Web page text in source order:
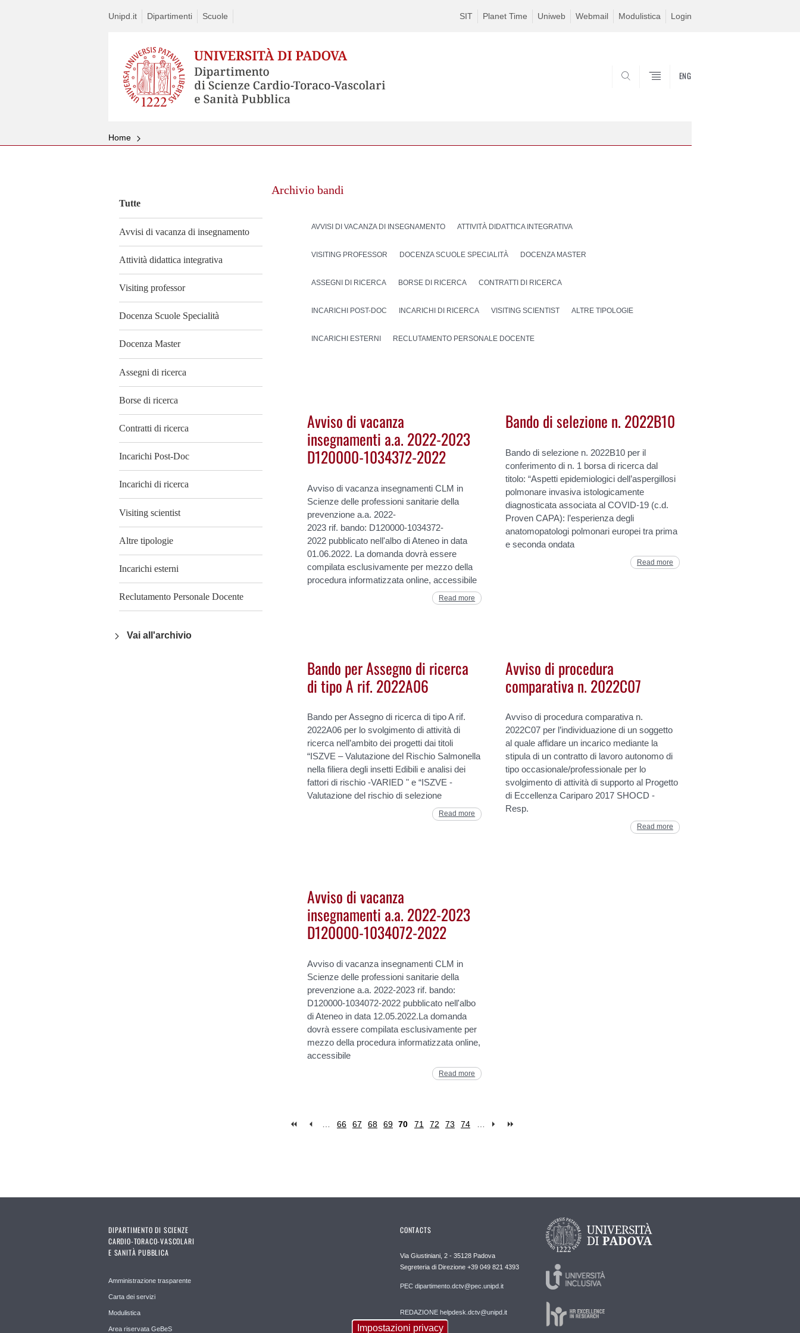
Unipd.it Dipartimenti Scuole SIT Planet Time Uniweb Webmail Modulistica Login
ENG
Home
Tutte
Avvisi di vacanza di insegnamento
Attività didattica integrativa
Visiting professor
Docenza Scuole Specialità
Docenza Master
Assegni di ricerca
Borse di ricerca
Contratti di ricerca
Incarichi Post-Doc
Incarichi di ricerca
Visiting scientist
Altre tipologie
Incarichi esterni
Reclutamento Personale Docente
Vai all'archivio
Archivio bandi
AVVISI DI VACANZA DI INSEGNAMENTO ATTIVITÀ DIDATTICA INTEGRATIVA
VISITING PROFESSOR DOCENZA SCUOLE SPECIALITÀ DOCENZA MASTER
ASSEGNI DI RICERCA BORSE DI RICERCA CONTRATTI DI RICERCA
INCARICHI POST-DOC INCARICHI DI RICERCA VISITING SCIENTIST ALTRE TIPOLOGIE
INCARICHI ESTERNI RECLUTAMENTO PERSONALE DOCENTE
Avviso di vacanza
insegnamenti a.a. 2022-2023
D120000-1034372-2022
Avviso di vacanza insegnamenti CLM in
Scienze delle professioni sanitarie della
prevenzione a.a. 2022-
2023 rif. bando: D120000-1034372-
2022 pubblicato nell'albo di Ateneo in data
01.06.2022. La domanda dovrà essere
compilata esclusivamente per mezzo della
procedura informatizzata online, accessibile
Read more
Bando di selezione n. 2022B10
Bando di selezione n. 2022B10 per il
conferimento di n. 1 borsa di ricerca dal
titolo: “Aspetti epidemiologici dell’aspergillosi
polmonare invasiva istologicamente
diagnosticata associata al COVID-19 (c.d.
Proven CAPA): l’esperienza degli
anatomopatologi polmonari europei tra prima
e seconda ondata
Read more
Bando per Assegno di ricerca
di tipo A rif. 2022A06
Bando per Assegno di ricerca di tipo A rif.
2022A06 per lo svolgimento di attività di
ricerca nell’ambito dei progetti dai titoli
“ISZVE – Valutazione del Rischio Salmonella
nella filiera degli insetti Edibili e analisi dei
fattori di rischio -VARIED " e “ISZVE -
Valutazione del rischio di selezione
Read more
Avviso di procedura
comparativa n. 2022C07
Avviso di procedura comparativa n.
2022C07 per l’individuazione di un soggetto
al quale affidare un incarico mediante la
stipula di un contratto di lavoro autonomo di
tipo occasionale/professionale per lo
svolgimento di attività di supporto al Progetto
di Eccellenza Cariparo 2017 SHOCD -
Resp.
Read more
Avviso di vacanza
insegnamenti a.a. 2022-2023
D120000-1034072-2022
Avviso di vacanza insegnamenti CLM in
Scienze delle professioni sanitarie della
prevenzione a.a. 2022-2023 rif. bando:
D120000-1034072-2022 pubblicato nell'albo
di Ateneo in data 12.05.2022.La domanda
dovrà essere compilata esclusivamente per
mezzo della procedura informatizzata online,
accessibile
Read more
… 66 67 68 69 70 71 72 73 74 …
DIPARTIMENTO DI SCIENZE
CARDIO-TORACO-VASCOLARI
E SANITÀ PUBBLICA
Amministrazione trasparente
Carta dei servizi
Modulistica
Area riservata GeBeS
CONTACTS
Via Giustiniani, 2 - 35128 Padova
Segreteria di Direzione +39 049 821 4393
PEC dipartimento.dctv@pec.unipd.it
REDAZIONE helpdesk.dctv@unipd.it
Impostazioni privacy